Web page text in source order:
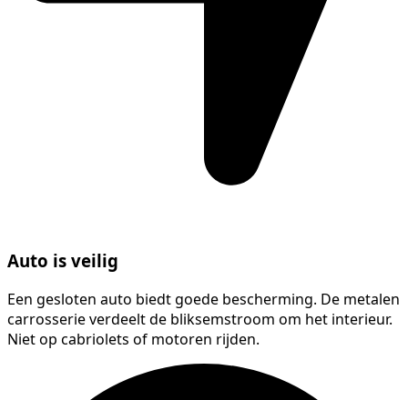
Auto is veilig
Een gesloten auto biedt goede bescherming. De metalen
carrosserie verdeelt de bliksemstroom om het interieur.
Niet op cabriolets of motoren rijden.